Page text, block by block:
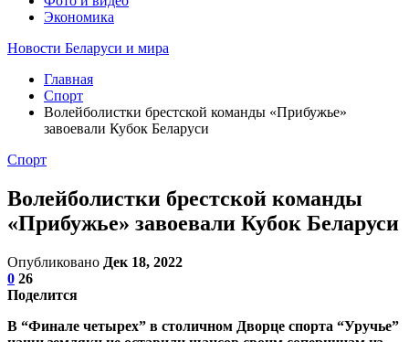
Экономика
Новости Беларуси и мира
Главная
Спорт
Волейболистки брестской команды «Прибужье»
завоевали Кубок Беларуси
Спорт
Волейболистки брестской команды
«Прибужье» завоевали Кубок Беларуси
Опубликовано Дек 18, 2022
0 26
Поделится
В “Финале четырех” в столичном Дворце спорта “Уручье”